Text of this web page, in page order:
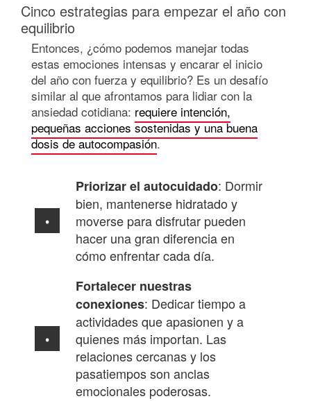
Cinco estrategias para empezar el año con
equilibrio
Entonces, ¿cómo podemos manejar todas
estas emociones intensas y encarar el inicio
del año con fuerza y equilibrio? Es un desafío
similar al que afrontamos para lidiar con la
ansiedad cotidiana: requiere intención,
pequeñas acciones sostenidas y una buena
dosis de autocompasión.
Priorizar el autocuidado: Dormir
bien, mantenerse hidratado y
moverse para disfrutar pueden
hacer una gran diferencia en
cómo enfrentar cada día.
Fortalecer nuestras
conexiones: Dedicar tiempo a
actividades que apasionen y a
quienes más importan. Las
relaciones cercanas y los
pasatiempos son anclas
emocionales poderosas.